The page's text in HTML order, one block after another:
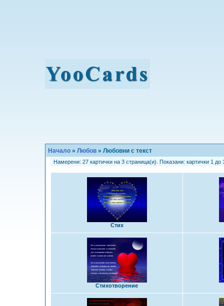
Начало » Любов » Любовни с текст
Намерени: 27 картички на 3 страница(и). Показани: картички 1 до
Стих
Стихотворение